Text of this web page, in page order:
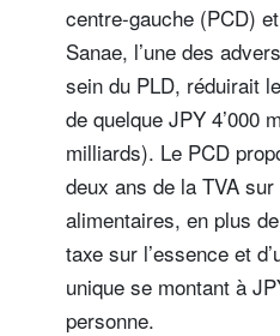
centre-gauche (PCD)
Sanae, l’une des
sein du PLD, réduirait
de quelque JPY 4’000
milliards). Le PCD
deux ans de la TVA
alimentaires, en plus
taxe sur l’essence et
unique se montant à
personne.